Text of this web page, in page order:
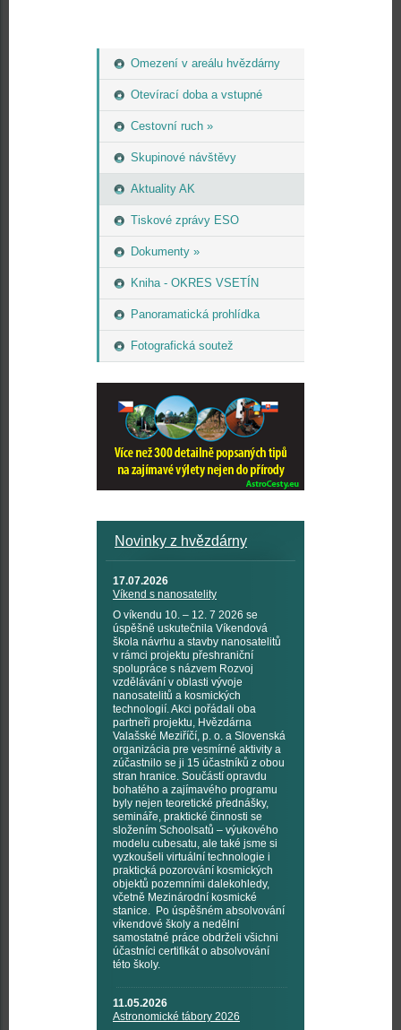
Omezení v areálu hvězdárny
Otevírací doba a vstupné
Cestovní ruch »
Skupinové návštěvy
Aktuality AK
Tiskové zprávy ESO
Dokumenty »
Kniha - OKRES VSETÍN
Panoramatická prohlídka
Fotografická soutež
Novinky z hvězdárny
17.07.2026
Víkend s nanosatelity
O víkendu 10. – 12. 7 2026 se
úspěšně uskutečnila Víkendová
škola návrhu a stavby nanosatelitů
v rámci projektu přeshraniční
spolupráce s názvem Rozvoj
vzdělávání v oblasti vývoje
nanosatelitů a kosmických
technologií. Akci pořádali oba
partneři projektu, Hvězdárna
Valašské Meziříčí, p. o. a Slovenská
organizácia pre vesmírné aktivity a
zúčastnilo se ji 15 účastníků z obou
stran hranice. Součástí opravdu
bohatého a zajímavého programu
byly nejen teoretické přednášky,
semináře, praktické činnosti se
složením Schoolsatů – výukového
modelu cubesatu, ale také jsme si
vyzkoušeli virtuální technologie i
praktická pozorování kosmických
objektů pozemními dalekohledy,
včetně Mezinárodní kosmické
stanice. Po úspěšném absolvování
víkendové školy a nedělní
samostatné práce obdrželi všichni
účastníci certifikát o absolvování
této školy.
11.05.2026
Astronomické tábory 2026